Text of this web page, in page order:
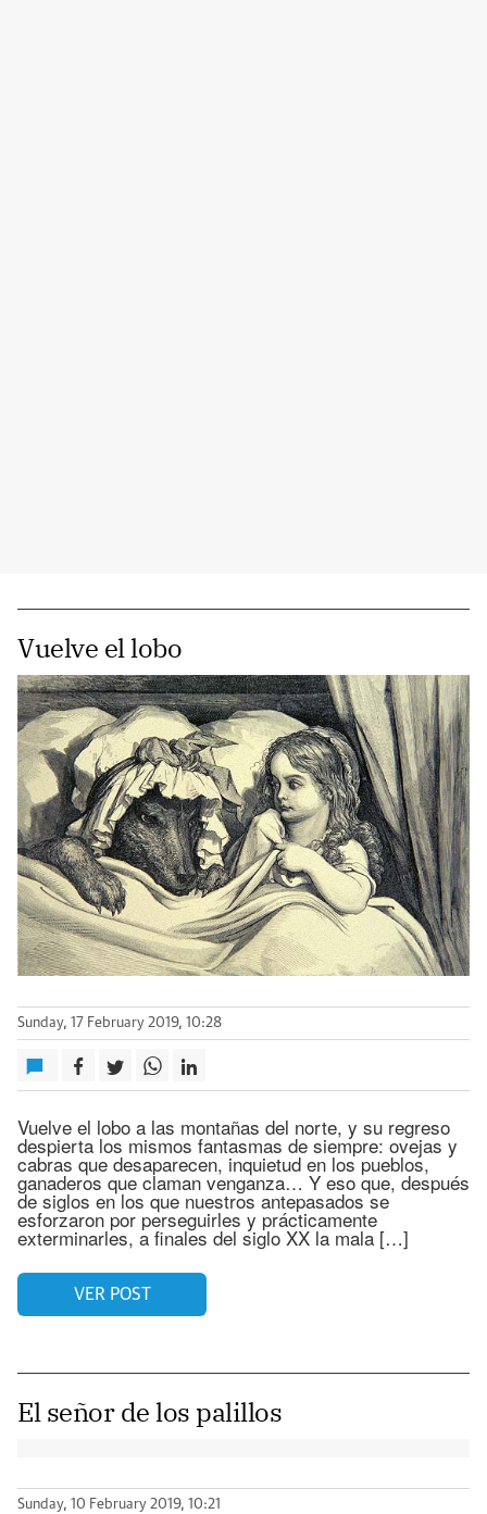
Vuelve el lobo
Sunday, 17 February 2019, 10:28
Vuelve el lobo a las montañas del norte, y su regreso
despierta los mismos fantasmas de siempre: ovejas y
cabras que desaparecen, inquietud en los pueblos,
ganaderos que claman venganza… Y eso que, después
de siglos en los que nuestros antepasados se
esforzaron por perseguirles y prácticamente
exterminarles, a finales del siglo XX la mala […]
VER POST
El señor de los palillos
Sunday, 10 February 2019, 10:21